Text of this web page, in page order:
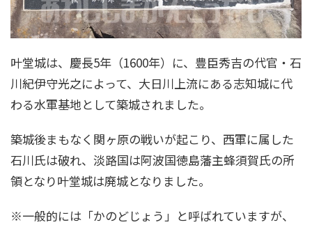
叶堂城は、慶長5年（1600年）に、豊臣秀吉の代官・石
川紀伊守光之によって、大日川上流にある志知城に代
わる水軍基地として築城されました。
築城後まもなく関ヶ原の戦いが起こり、西軍に属した
石川氏は破れ、淡路国は阿波国徳島藩主蜂須賀氏の所
領となり叶堂城は廃城となりました。
※一般的には「かのどじょう」と呼ばれていますが、